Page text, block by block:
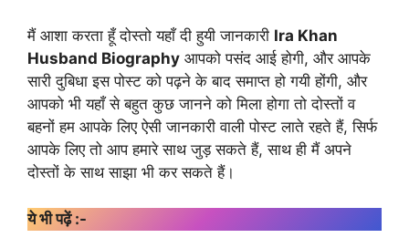
मैं आशा करता हूँ दोस्तो यहाँ दी हुयी जानकारी Ira Khan
Husband Biography आपको पसंद आई होगी, और आपके
सारी दुबिधा इस पोस्ट को पढ़ने के बाद समाप्त हो गयी होंगी, और
आपको भी यहाँ से बहुत कुछ जानने को मिला होगा तो दोस्तों व
बहनों हम आपके लिए ऐसी जानकारी वाली पोस्ट लाते रहते हैं, सिर्फ
आपके लिए तो आप हमारे साथ जुड़ सकते हैं, साथ ही मैं अपने
दोस्तों के साथ साझा भी कर सकते हैं।
ये भी पढ़ें :-